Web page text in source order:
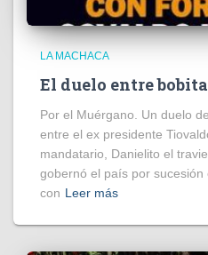
LA MACHACA
El duelo entre
Por el Muérgano. Un duelo
entre el ex presidente
mandatario, Danielito el
gobernó el país por
con Leer más